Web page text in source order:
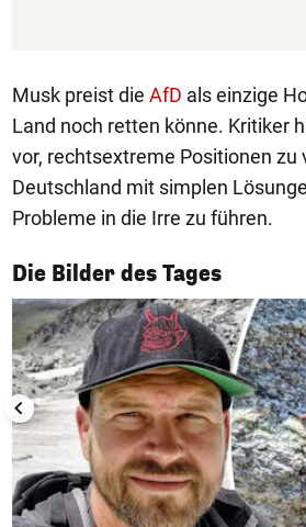
Musk preist die AfD als einzige
Land noch retten könne. Kritiker
vor, rechtsextreme Positionen zu
Deutschland mit simplen
Probleme in die Irre zu führen.
Die Bilder des Tages
1/50